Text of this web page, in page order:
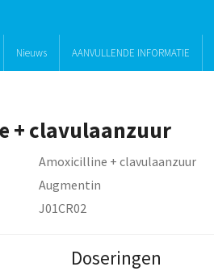
Nieuws AANVULLENDE INFORMATIE
+ clavulaanzuur
Amoxicilline + clavulaanzuur
Augmentin
J01CR02
Doseringen